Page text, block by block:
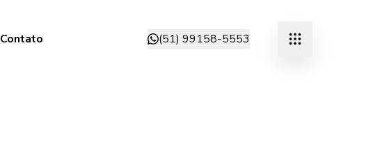
Contato (51) 99158-5553